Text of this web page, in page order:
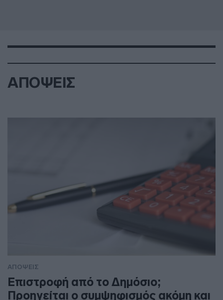
ΑΠΟΨΕΙΣ
ΑΠΟΨΕΙΣ
Επιστροφή από το Δημόσιο;
Προηγείται ο συμψηφισμός ακόμη και